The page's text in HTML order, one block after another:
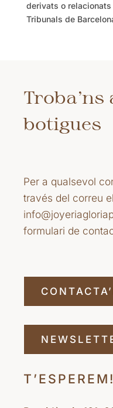
derivats o
Tribunals de
Troba’ns
botigues
Per a qualsevol
través del correu
formulari de
T’ESPEREM!